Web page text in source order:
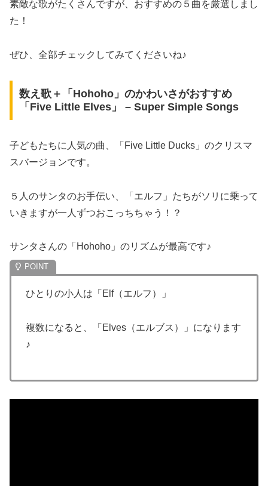
素敵な歌がたくさんですが、おすすめの５曲を厳選しまし
た！
ぜひ、全部チェックしてみてくださいね♪
数え歌＋「Hohoho」のかわいさがおすすめ
「Five Little Elves」 – Super Simple Songs
子どもたちに人気の曲、「Five Little Ducks」のクリスマ
スバージョンです。
５人のサンタのお手伝い、「エルフ」たちがソリに乗って
いきますが一人ずつおこっちちゃう！？
サンタさんの「Hohoho」のリズムが最高です♪
ひとりの小人は「Elf（エルフ）」
複数になると、「Elves（エルブス）」になります
♪